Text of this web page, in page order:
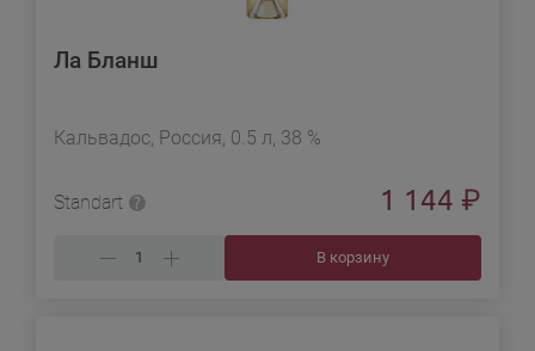
Ла Бланш
Кальвадос, Россия, 0.5 л, 38 %
Standart 1 144 ₽
В корзину